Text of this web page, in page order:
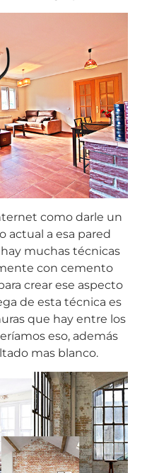
como darle un
actual a esa pared
muchas técnicas
con cemento
crear ese aspecto
de esta técnica es
que hay entre los
eso, además
mas blanco.